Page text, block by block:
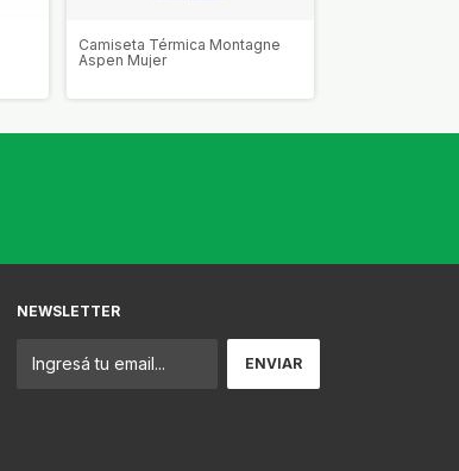
Camiseta Térmica Montagne
Aspen Mujer
NEWSLETTER